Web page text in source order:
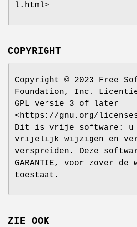
l.html>
COPYRIGHT
Copyright © 2023 Free
Foundation, Inc. Licentie
GPL versie 3 of later
<https://gnu.org/
Dit is vrije software: u
vrijelijk wijzigen en
verspreiden. Deze
GARANTIE, voor zover de
toestaat.
ZIE OOK